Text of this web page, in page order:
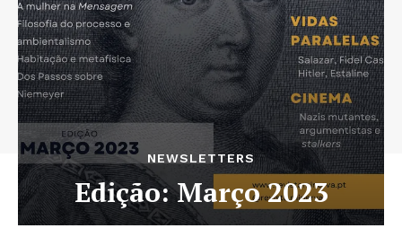
NEWSLETTERS
Edição: Março 2023